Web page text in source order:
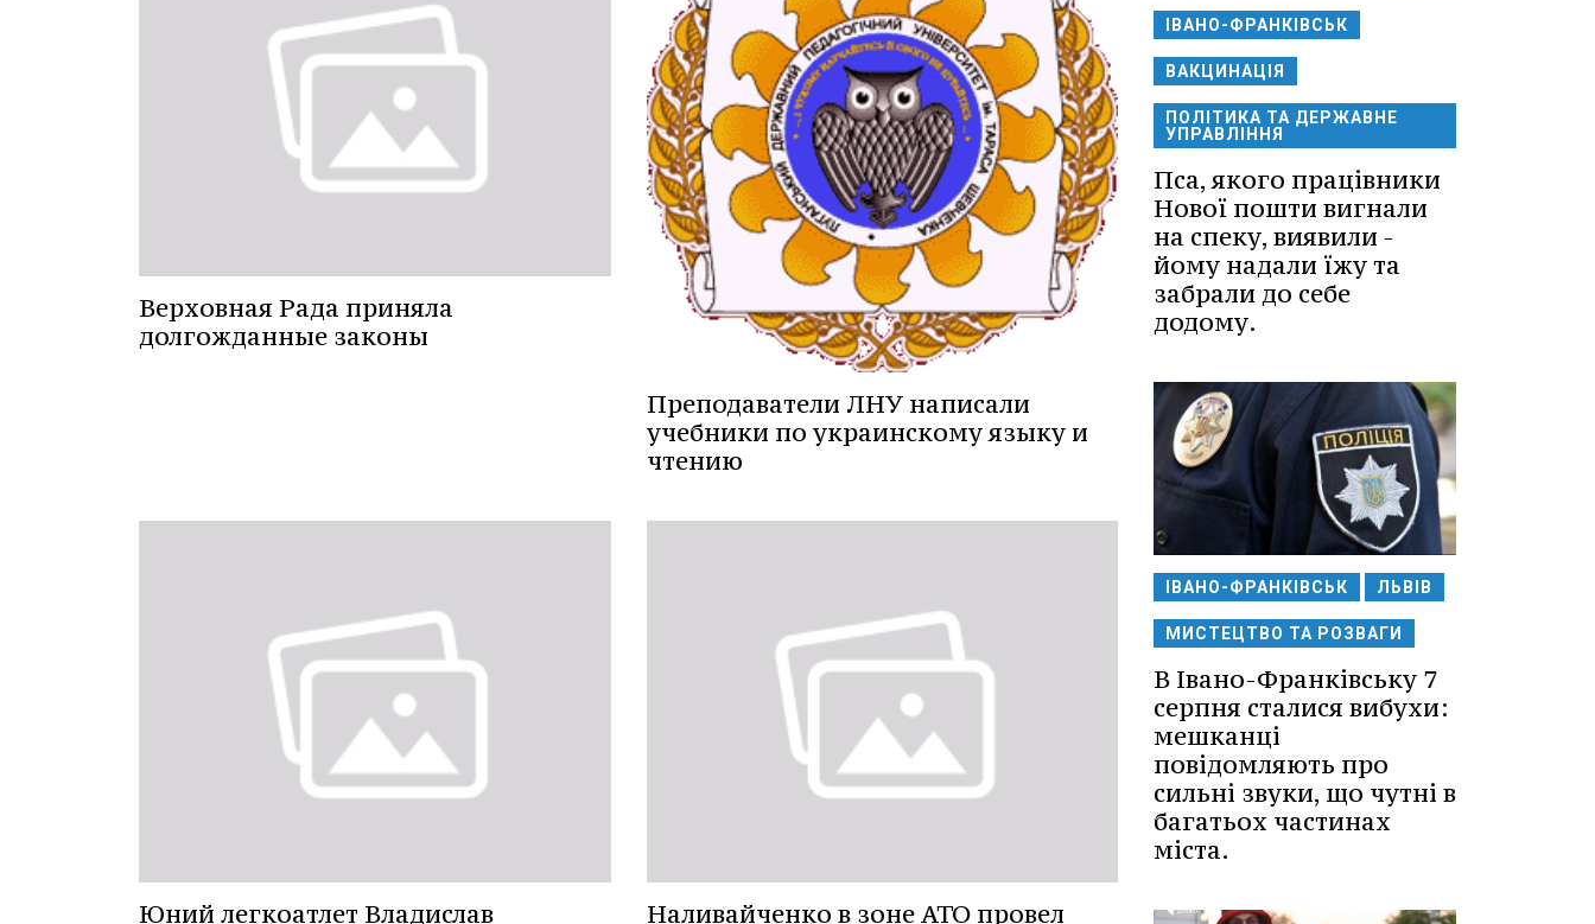
Верховная Рада приняла
долгожданные законы
Преподаватели ЛНУ написали
учебники по украинскому языку и
чтению
Юний легкоатлет Владислав
Наливайченко в зоне АТО провел
ІВАНО-ФРАНКІВСЬК
ВАКЦИНАЦІЯ
ПОЛІТИКА ТА ДЕРЖАВНЕ
УПРАВЛІННЯ
Пса, якого працівники
Нової пошти вигнали
на спеку, виявили -
йому надали їжу та
забрали до себе
додому.
ІВАНО-ФРАНКІВСЬК ЛЬВІВ
МИСТЕЦТВО ТА РОЗВАГИ
В Івано-Франківську 7
серпня сталися вибухи:
мешканці
повідомляють про
сильні звуки, що чутні в
багатьох частинах
міста.